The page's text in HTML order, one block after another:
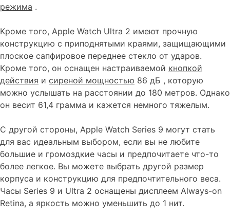
режима .
Кроме того, Apple Watch Ultra 2 имеют прочную
конструкцию с приподнятыми краями, защищающими
плоское сапфировое переднее стекло от ударов.
Кроме того, он оснащен настраиваемой кнопкой
действия и сиреной мощностью 86 дБ , которую
можно услышать на расстоянии до 180 метров. Однако
он весит 61,4 грамма и кажется немного тяжелым.
С другой стороны, Apple Watch Series 9 могут стать
для вас идеальным выбором, если вы не любите
большие и громоздкие часы и предпочитаете что-то
более легкое. Вы можете выбрать другой размер
корпуса и конструкцию для предпочтительного веса.
Часы Series 9 и Ultra 2 оснащены дисплеем Always-on
Retina, а яркость можно уменьшить до 1 нит.